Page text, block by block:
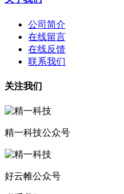
公司简介
在线留言
在线反馈
联系我们
关注我们
精一科技公众号
好云帷公众号